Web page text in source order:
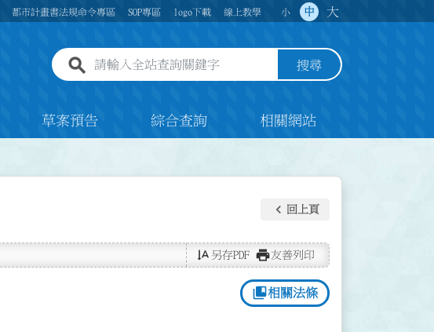
都市計畫書法規命令專區 SOP專區 logo下載 線上教學 小 中 大
全站查詢關鍵字欄位 搜尋
草案預告 綜合查詢 相關網站
keyboard_arrow_left 回上頁
text_rotate_vertical 另存PDF print友善列印
collections_bookmark相關法條